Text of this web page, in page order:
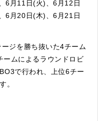
6月11日(火)、6月12日
6月20日(木)、6月21日
ジを勝ち抜いた4チーム
ームによるラウンドロビ
で行われ、上位6チー
。